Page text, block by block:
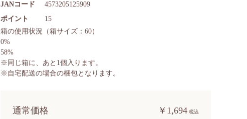
通常価格 ￥1,694
ポイント 15
JANコード 4573205125909
箱の使用状況 （箱サイズ：60）
0%
58%
※同じ箱に、あと 1個入ります。
※自宅配送の場合の梱包となります。